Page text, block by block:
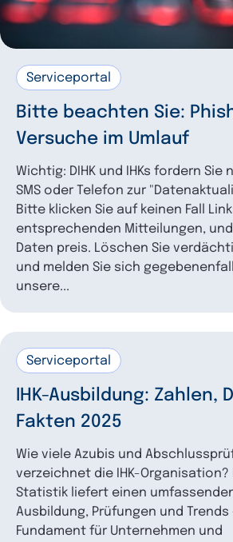
Serviceportal
Bitte beachten Sie:
Versuche im Umlauf
Wichtig: DIHK und IHKs fordern Sie
SMS oder Telefon zur
Bitte klicken Sie auf keinen Fall
entsprechenden Mitteilungen,
Daten preis. Löschen Sie
und melden Sie sich
unsere...
Serviceportal
IHK-Ausbildung: Zahlen,
Fakten 2025
Wie viele Azubis und
verzeichnet die IHK-Organisation?
Statistik liefert einen
Ausbildung, Prüfungen und
Fundament für Unternehmen und